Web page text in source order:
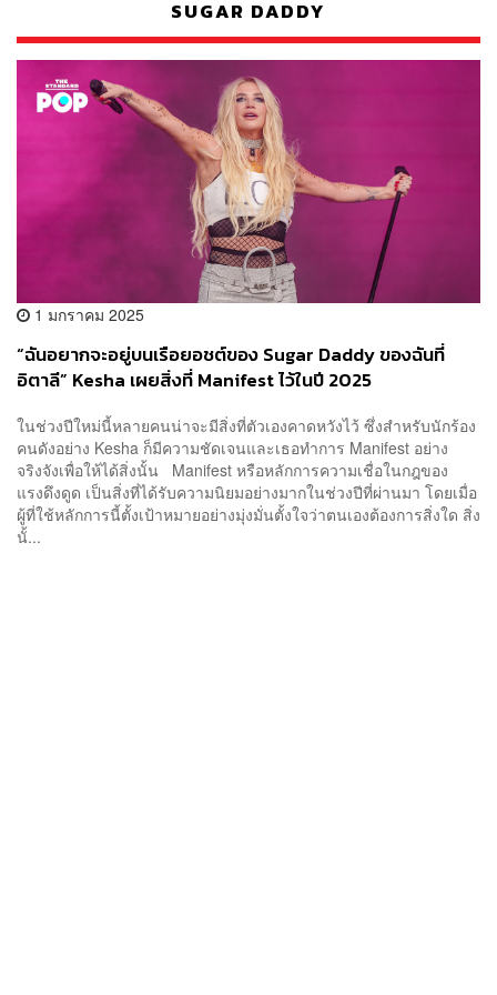
SUGAR DADDY
1 มกราคม 2025
“ฉันอยากจะอยู่บนเรือยอชต์ของ Sugar Daddy ของฉันที่
อิตาลี” Kesha เผยสิ่งที่ Manifest ไว้ในปี 2025
ในช่วงปีใหม่นี้หลายคนน่าจะมีสิ่งที่ตัวเองคาดหวังไว้ ซึ่งสำหรับนักร้อง
คนดังอย่าง Kesha ก็มีความชัดเจนและเธอทำการ Manifest อย่าง
จริงจังเพื่อให้ได้สิ่งนั้น Manifest หรือหลักการความเชื่อในกฎของ
แรงดึงดูด เป็นสิ่งที่ได้รับความนิยมอย่างมากในช่วงปีที่ผ่านมา โดยเมื่อ
ผู้ที่ใช้หลักการนี้ตั้งเป้าหมายอย่างมุ่งมั่นตั้งใจว่าตนเองต้องการสิ่งใด สิ่ง
นั้...